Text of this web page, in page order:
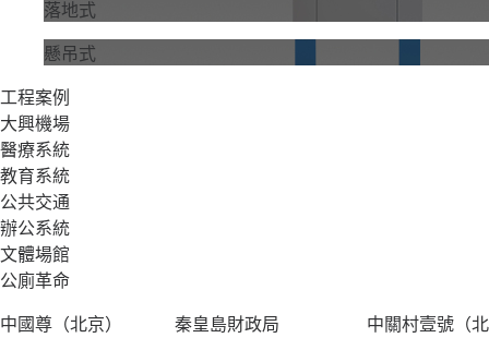
落地式
懸吊式
工程案例
大興機場
醫療系統
教育系統
公共交通
辦公系統
文體場館
公廁革命
中國尊（北京） 秦皇島財政局 中關村壹號（